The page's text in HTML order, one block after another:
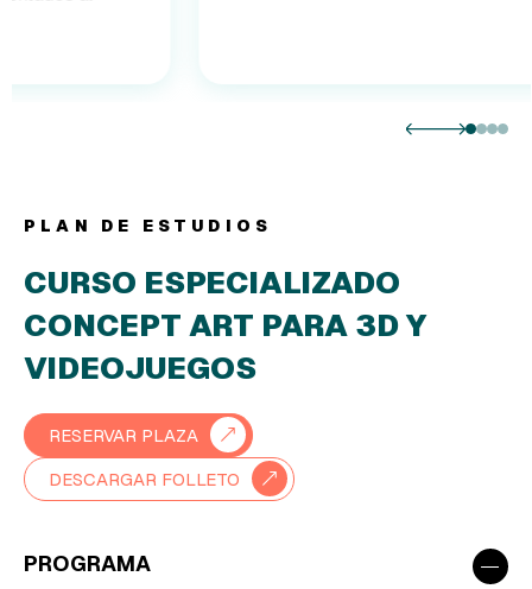
PLAN DE ESTUDIOS
CURSO ESPECIALIZADO
CONCEPT ART PARA 3D Y
VIDEOJUEGOS
RESERVAR PLAZA
DESCARGAR FOLLETO
PROGRAMA −